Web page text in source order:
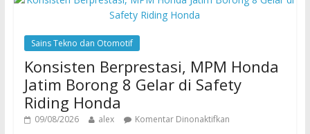
Sains Tekno dan Otomotif
Konsisten Berprestasi, MPM Honda
Jatim Borong 8 Gelar di Safety
Riding Honda
09/08/2026 alex Komentar Dinonaktifkan